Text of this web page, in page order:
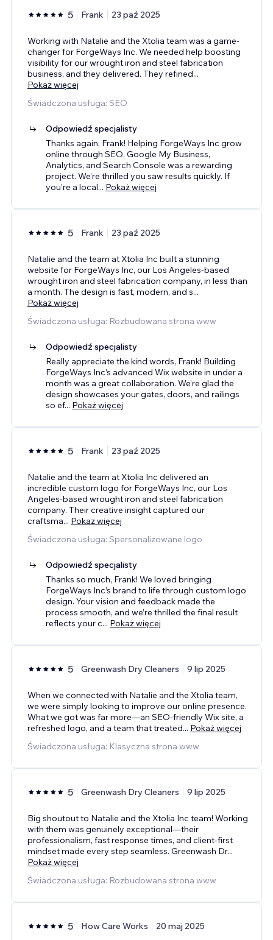
5 Frank 23 paź 2025
Working with Natalie and the Xtolia team was a game-
changer for ForgeWays Inc. We needed help boosting
visibility for our wrought iron and steel fabrication
business, and they delivered. They refined...
Pokaż więcej
Świadczona usługa: SEO
Odpowiedź specjalisty
Thanks again, Frank! Helping ForgeWays Inc grow
online through SEO, Google My Business,
Analytics, and Search Console was a rewarding
project. We’re thrilled you saw results quickly. If
you’re a local... Pokaż więcej
5 Frank 23 paź 2025
Natalie and the team at Xtolia Inc built a stunning
website for ForgeWays Inc, our Los Angeles-based
wrought iron and steel fabrication company, in less than
a month. The design is fast, modern, and s...
Pokaż więcej
Świadczona usługa: Rozbudowana strona www
Odpowiedź specjalisty
Really appreciate the kind words, Frank! Building
ForgeWays Inc’s advanced Wix website in under a
month was a great collaboration. We’re glad the
design showcases your gates, doors, and railings
so ef... Pokaż więcej
5 Frank 23 paź 2025
Natalie and the team at Xtolia Inc delivered an
incredible custom logo for ForgeWays Inc, our Los
Angeles-based wrought iron and steel fabrication
company. Their creative insight captured our
craftsma... Pokaż więcej
Świadczona usługa: Spersonalizowane logo
Odpowiedź specjalisty
Thanks so much, Frank! We loved bringing
ForgeWays Inc’s brand to life through custom logo
design. Your vision and feedback made the
process smooth, and we’re thrilled the final result
reflects your c... Pokaż więcej
5 Greenwash Dry Cleaners 9 lip 2025
When we connected with Natalie and the Xtolia team,
we were simply looking to improve our online presence.
What we got was far more—an SEO-friendly Wix site, a
refreshed logo, and a team that treated... Pokaż więcej
Świadczona usługa: Klasyczna strona www
5 Greenwash Dry Cleaners 9 lip 2025
Big shoutout to Natalie and the Xtolia Inc team! Working
with them was genuinely exceptional—their
professionalism, fast response times, and client-first
mindset made every step seamless. Greenwash Dr...
Pokaż więcej
Świadczona usługa: Rozbudowana strona www
5 How Care Works 20 maj 2025